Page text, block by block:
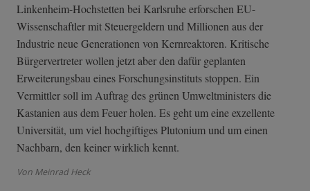
Linkenheim-Hochstetten bei Karlsruhe erforschen EU-
Wissenschaftler mit Steuergeldern und Millionen aus der
Industrie neue Generationen von Kernreaktoren. Kritische
Bürgervertreter wollen jetzt aber den dafür geplanten
Erweiterungsbau eines Forschungsinstituts stoppen. Ein
Vermittler soll im Auftrag des grünen Umweltministers die
Kastanien aus dem Feuer holen. Es geht um eine exzellente
Universität, um viel hochgiftiges Plutonium und um einen
Nachbarn, den keiner wirklich kennt.
Von Meinrad Heck